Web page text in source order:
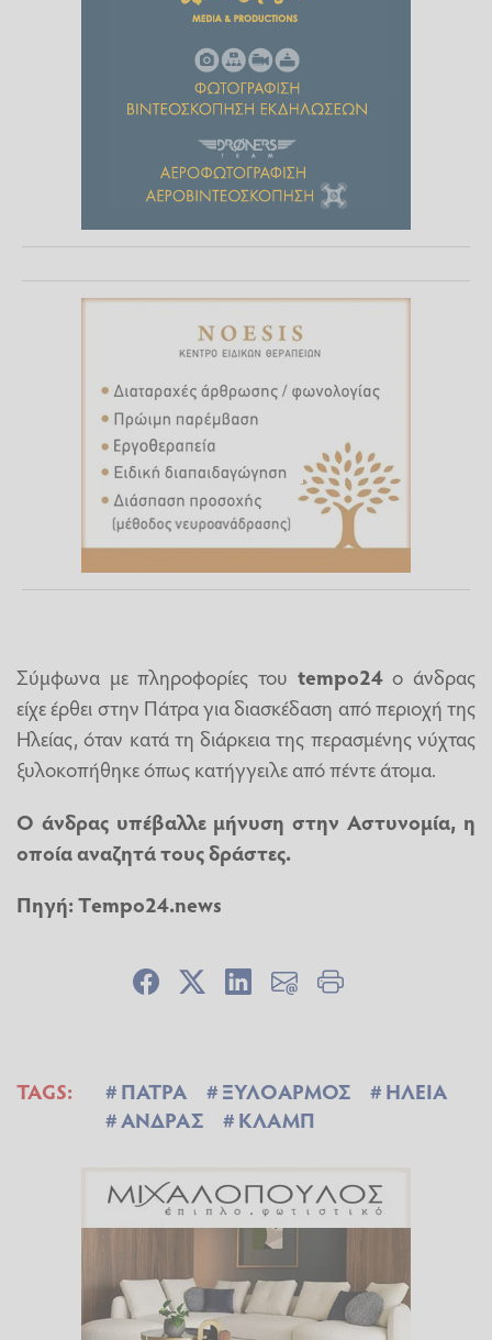
Σύμφωνα με πληροφορίες του tempo24ο άνδρας
είχε έρθει στην Πάτρα για διασκέδαση από περιοχή της
Ηλείας, όταν κατά τη διάρκεια της περασμένης νύχτας
ξυλοκοπήθηκε όπως κατήγγειλε από πέντε άτομα.
Ο άνδρας υπέβαλλε μήνυση στην Αστυνομία, η
οποία αναζητά τους δράστες.
Πηγή:Τempo24.news
TAGS: ΠΑΤΡΑ ΞΥΛΟΑΡΜΟΣ
ΗΛΕΙΑ
ΑΝΔΡΑΣ
ΚΛΑΜΠ